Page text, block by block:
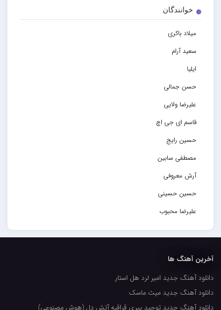
خوانندگان
میلاد باکری
سعید آرام
ایلیا
حسن جمالی
علیرضا ولایی
قاسم ای جی اچ
حسین رایج
مصطفی سابین
آرش معروفی
حسین حسینی
علیرضا محبوب
حسین حصارکی
کاپیتان
مجید رضوی
آخرین آهنگ ها
دانلود آهنگ جدید امیر لرد هل استار
دانلود آهنگ جدید میث ماسک
دانلود آهنگ جدید توحید پیری قراقیه آتش دل (هوش مصنوعی)